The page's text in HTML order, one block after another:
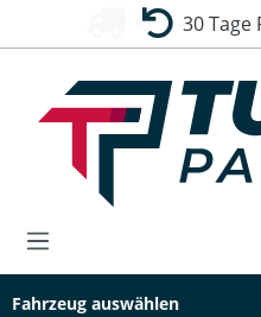
30 Tage
Fahrzeug auswählen